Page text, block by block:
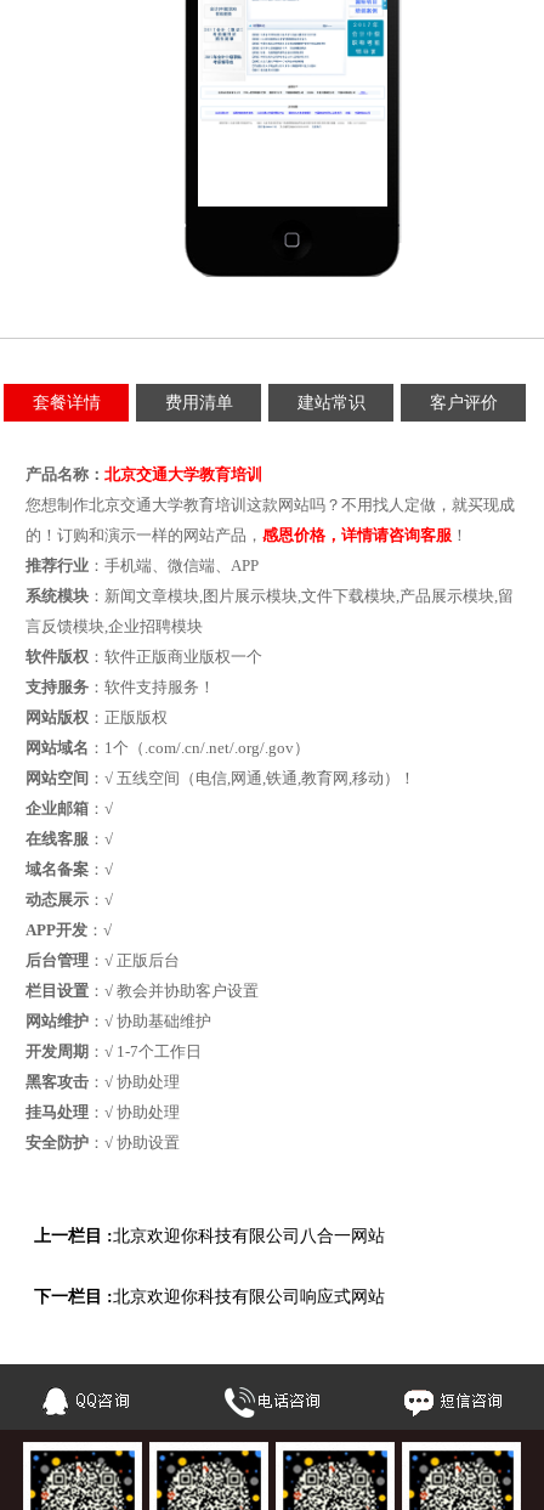
套餐详情 费用清单 建站常识 客户评价
产品名称： 北京交通大学教育培训
您想制作北京交通大学教育培训这款网站吗？不用找人定做，就买现成
的！订购和演示一样的网站产品， 感恩价格，详情请咨询客服！
推荐行业：手机端、微信端、APP
系统模块：新闻文章模块,图片展示模块,文件下载模块,产品展示模块,留
言反馈模块,企业招聘模块
软件版权：软件正版商业版权一个
支持服务：软件支持服务！
网站版权：正版版权
网站域名 ：1个（.com/.cn/.net/.org/.gov）
网站空间 ：√ 五线空间（电信,网通,铁通,教育网,移动）！
企业邮箱：√
在线客服：√
域名备案：√
动态展示：√
APP开发：√
后台管理：√ 正版后台
栏目设置：√ 教会并协助客户设置
网站维护：√ 协助基础维护
开发周期 ：√ 1-7个工作日
黑客攻击：√ 协助处理
挂马处理：√ 协助处理
安全防护：√ 协助设置
上一栏目 :北京欢迎你科技有限公司八合一网站
下一栏目 :北京欢迎你科技有限公司响应式网站